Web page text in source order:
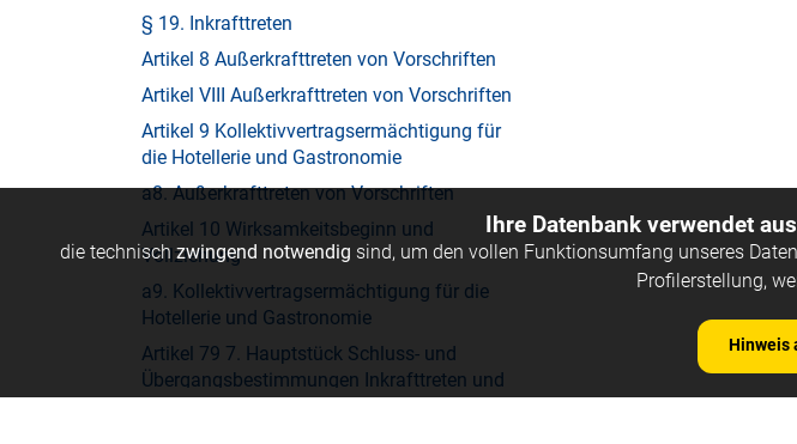
§ 19. Inkrafttreten
Artikel 8 Außerkrafttreten von Vorschriften
Artikel VIII Außerkrafttreten von Vorschriften
Artikel 9 Kollektivvertragsermächtigung für
die Hotellerie und Gastronomie
a8. Außerkrafttreten von Vorschriften
Artikel 10 Wirksamkeitsbeginn und
Vollziehung
a9. Kollektivvertragsermächtigung für die
Hotellerie und Gastronomie
Artikel 79 7. Hauptstück Schluss- und
Übergangsbestimmungen Inkrafttreten und
Ihre Datenbank verwendet
die technischzwingend notwendig sind, um den vollen Funktionsumfang unseres
Profilerstellung,
Hinweis